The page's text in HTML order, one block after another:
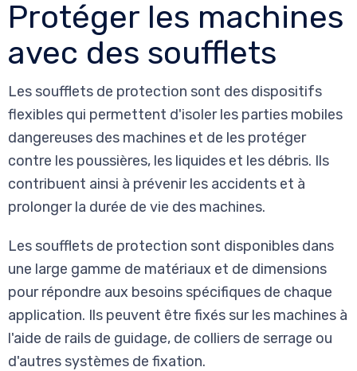
Protéger les machines
avec des soufflets
Les soufflets de protection sont des dispositifs
flexibles qui permettent d'isoler les parties mobiles
dangereuses des machines et de les protéger
contre les poussières, les liquides et les débris. Ils
contribuent ainsi à prévenir les accidents et à
prolonger la durée de vie des machines.
Les soufflets de protection sont disponibles dans
une large gamme de matériaux et de dimensions
pour répondre aux besoins spécifiques de chaque
application. Ils peuvent être fixés sur les machines à
l'aide de rails de guidage, de colliers de serrage ou
d'autres systèmes de fixation.